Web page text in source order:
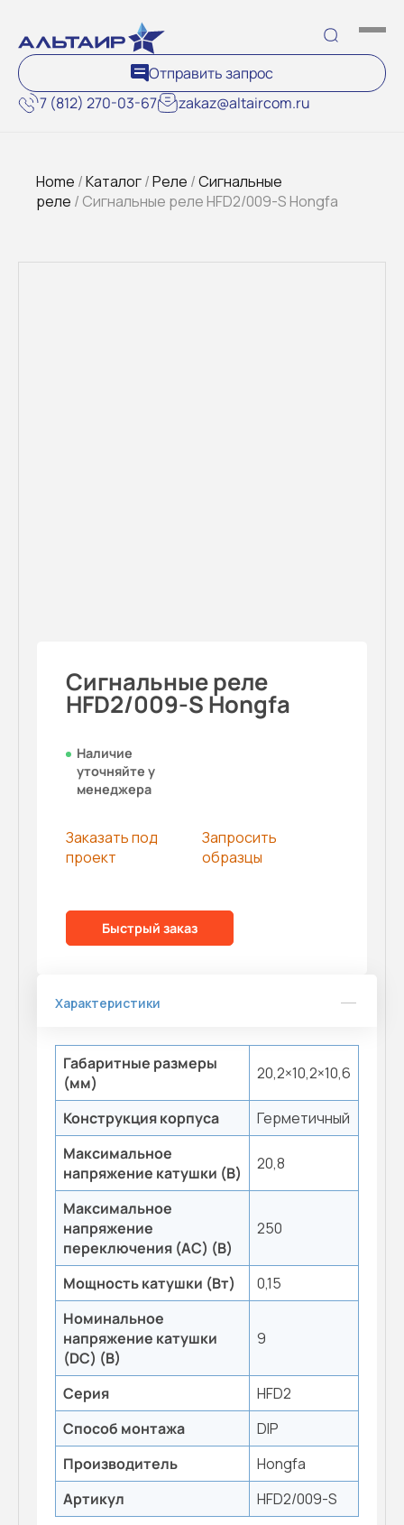
7 (812) 270-03-67 zakaz@altaircom.ru
Отправить запрос
Home /Каталог/Реле /Сигнальные
реле / Сигнальные реле HFD2/009-S Hongfa
Сигнальные реле
HFD2/009-S Hongfa
Наличие
уточняйте у
менеджера
Заказать под
проект
Запросить
образцы
Быстрый заказ
Характеристики
Габаритные размеры
(мм)
20,2×10,2×10,6
Конструкция корпуса
Герметичный
Максимальное
напряжение катушки (B)
20,8
Максимальное
напряжение
переключения (AC) (B)
250
Мощность катушки (Вт)
0,15
Номинальное
напряжение катушки
(DC) (В)
9
Серия
HFD2
Способ монтажа
DIP
Производитель
Hongfa
Артикул
HFD2/009-S